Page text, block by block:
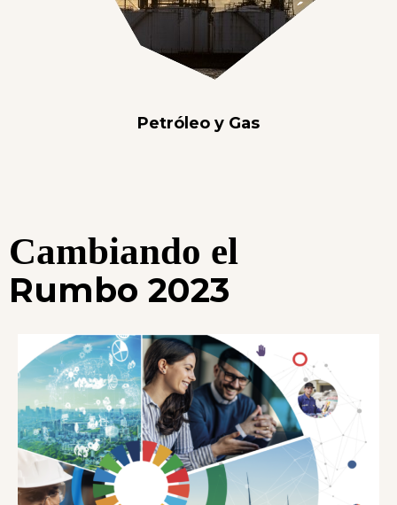
Petróleo y Gas
Cambiando el
Rumbo 2023